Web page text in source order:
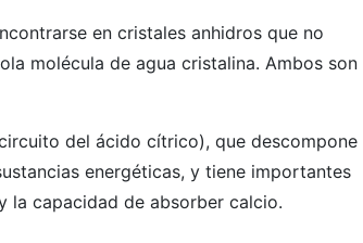
en cristales anhidros que no
molécula de agua cristalina. Ambos son
del ácido cítrico), que descompone
energéticas, y tiene importantes
la capacidad de absorber calcio.